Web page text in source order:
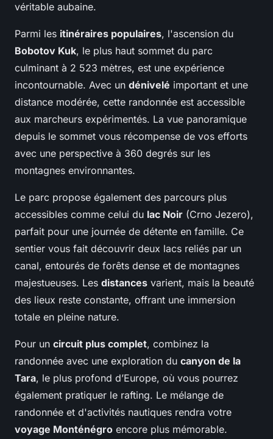
véritable aubaine.
Parmi les itinéraires populaires, l'ascension du
Bobotov Kuk, le plus haut sommet du parc
culminant à 2 523 mètres, est une expérience
incontournable. Avec un dénivelé important et une
distance modérée, cette randonnée est accessible
aux marcheurs expérimentés. La vue panoramique
depuis le sommet vous récompense de vos efforts
avec une perspective à 360 degrés sur les
montagnes environnantes.
Le parc propose également des parcours plus
accessibles comme celui du lac Noir (Crno Jezero),
parfait pour une journée de détente en famille. Ce
sentier vous fait découvrir deux lacs reliés par un
canal, entourés de forêts dense et de montagnes
majestueuses. Les distances varient, mais la beauté
des lieux reste constante, offrant une immersion
totale en pleine nature.
Pour un circuit plus complet, combinez la
randonnée avec une exploration du canyon de la
Tara, le plus profond d’Europe, où vous pourrez
également pratiquer le rafting. Le mélange de
randonnée et d'activités nautiques rendra votre
voyage Monténégro encore plus mémorable.